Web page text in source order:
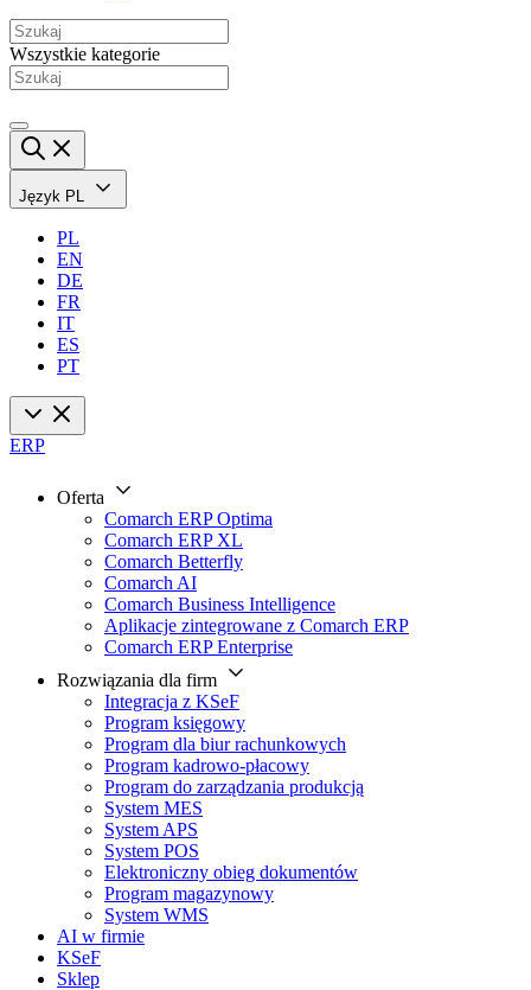
Wszystkie kategorie
Język PL
PL
EN
DE
FR
IT
ES
PT
ERP
Oferta
Comarch ERP Optima
Comarch ERP XL
Comarch Betterfly
Comarch AI
Comarch Business Intelligence
Aplikacje zintegrowane z Comarch ERP
Comarch ERP Enterprise
Rozwiązania dla firm
Integracja z KSeF
Program księgowy
Program dla biur rachunkowych
Program kadrowo-płacowy
Program do zarządzania produkcją
System MES
System APS
System POS
Elektroniczny obieg dokumentów
Program magazynowy
System WMS
AI w firmie
KSeF
Sklep